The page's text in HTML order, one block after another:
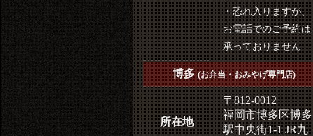
・恐れ入りますが、
お電話でのご予約は
承っておりません
博多(お弁当・おみやげ専門店)
所在地
〒812-0012
福岡市博多区博多
駅中央街1-1 JR九